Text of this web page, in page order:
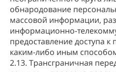
обнародование
массовой информации,
информационно-
предоставление доступа
каким-либо иным
2.13. Трансграничная